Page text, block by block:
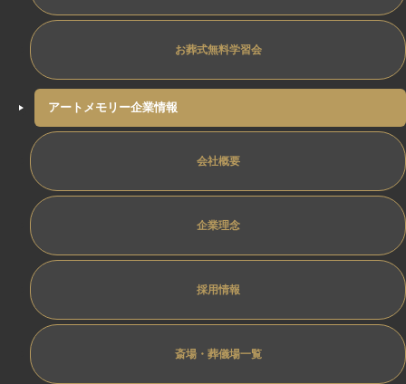
お葬式無料学習会
アートメモリー企業情報
会社概要
企業理念
採用情報
斎場・葬儀場一覧